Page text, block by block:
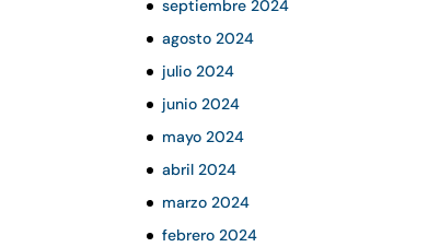
septiembre 2024
agosto 2024
julio 2024
junio 2024
mayo 2024
abril 2024
marzo 2024
febrero 2024